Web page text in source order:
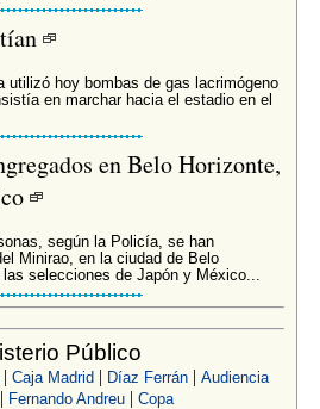
utilizó hoy bombas de gas lacrimógeno
en marchar hacia el estadio en el
en Belo Horizonte,
según la Policía, se han
Minirao, en la ciudad de Belo
selecciones de Japón y México...
Público
Caja Madrid| Díaz Ferrán| Audiencia
Fernando Andreu| Copa